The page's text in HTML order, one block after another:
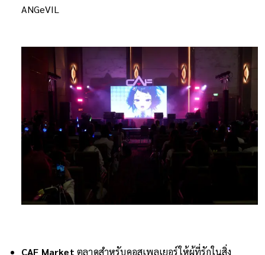
ANGeVIL
CAF Marketตลาดสำหรับคอสเพลเยอร์ให้ผู้ที่รักในสิ่ง